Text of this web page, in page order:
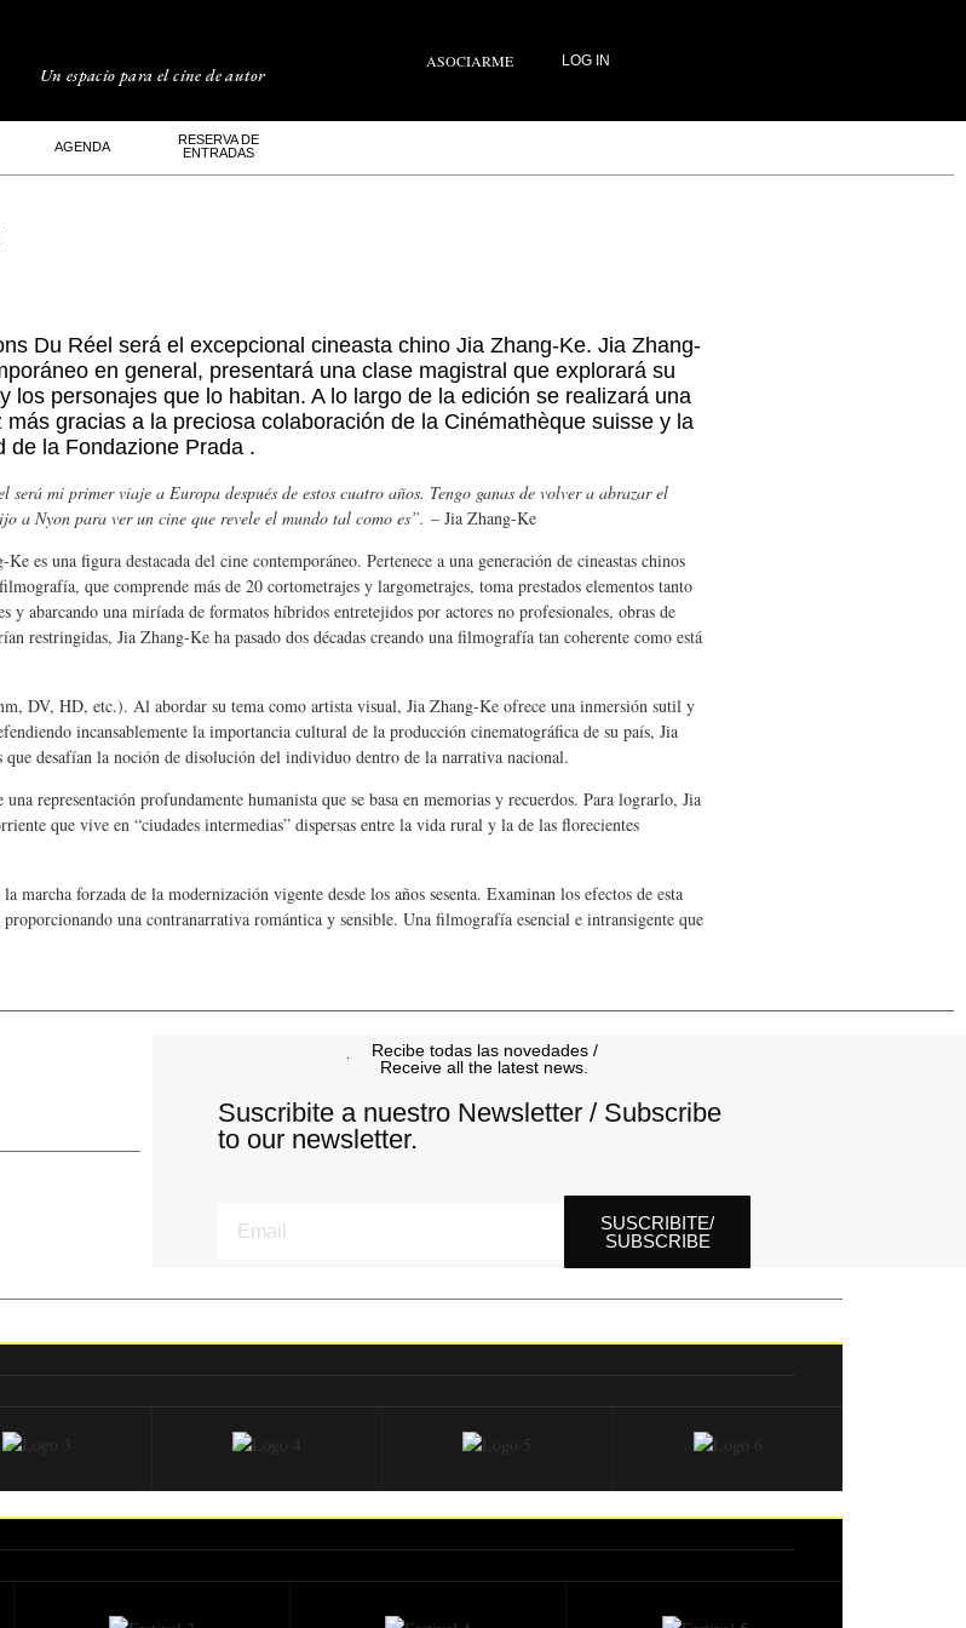
Un espacio para el cine de autor
ASOCIARME LOG IN
AGENDA
RESERVA DE
ENTRADAS
Du Réel será el excepcional cineasta chino Jia Zhang-Ke. Jia Zhang-
en general, presentará una clase magistral que explorará su
personajes que lo habitan. A lo largo de la edición se realizará una
gracias a la preciosa colaboración de la Cinémathèque suisse y la
de la Fondazione Prada .
mi primer viaje a Europa después de estos cuatro años. Tengo ganas de volver a abrazar el
a Nyon para ver un cine que revele el mundo tal como es”. – Jia Zhang-Ke
una figura destacada del cine contemporáneo. Pertenece a una generación de cineastas chinos
que comprende más de 20 cortometrajes y largometrajes, toma prestados elementos tanto
abarcando una miríada de formatos híbridos entretejidos por actores no profesionales, obras de
restringidas, Jia Zhang-Ke ha pasado dos décadas creando una filmografía tan coherente como está
DV, HD, etc.). Al abordar su tema como artista visual, Jia Zhang-Ke ofrece una inmersión sutil y
incansablemente la importancia cultural de la producción cinematográfica de su país, Jia
desafían la noción de disolución del individuo dentro de la narrativa nacional.
representación profundamente humanista que se basa en memorias y recuerdos. Para lograrlo, Jia
que vive en “ciudades intermedias” dispersas entre la vida rural y la de las florecientes
forzada de la modernización vigente desde los años sesenta. Examinan los efectos de esta
una contranarrativa romántica y sensible. Una filmografía esencial e intransigente que
Recibe todas las novedades /
Receive all the latest news.
Suscribite a nuestro Newsletter / Subscribe
to our newsletter.
SUSCRIBITE/
SUBSCRIBE